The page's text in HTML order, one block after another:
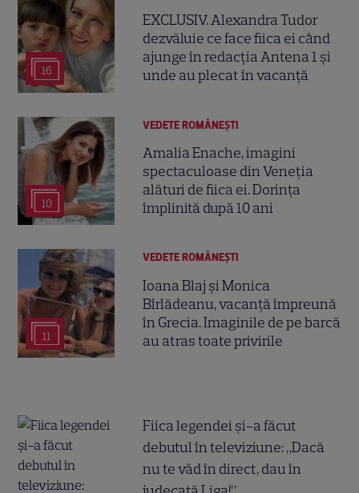
16
EXCLUSIV. Alexandra Tudor
dezvăluie ce face fiica ei când
ajunge în redacția Antena 1 și
unde au plecat în vacanță
10
VEDETE ROMÂNEŞTI
Amalia Enache, imagini
spectaculoase din Veneția
alături de fiica ei. Dorința
împlinită după 10 ani
11
VEDETE ROMÂNEŞTI
Ioana Blaj și Monica
Bîrlădeanu, vacanță împreună
în Grecia. Imaginile de pe barcă
au atras toate privirile
Fiica legendei și-a făcut
debutul în televiziune: „Dacă
nu te văd în direct, dau în